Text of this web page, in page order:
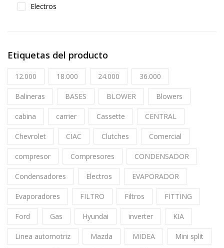
Electros
Etiquetas del producto
12.000 18.000 24.000 36.000
Balineras BASES BLOWER Blowers
cabina carrier Cassette CENTRAL
Chevrolet CIAC Clutches Comercial
compresor Compresores CONDENSADOR
Condensadores Electros EVAPORADOR
Evaporadores FILTRO Filtros FITTING
Ford Gas Hyundai inverter KIA
Linea automotriz Mazda MIDEA Mini split